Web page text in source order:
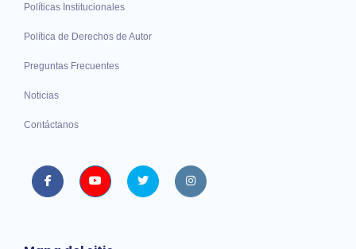
Políticas Institucionales
Política de Derechos de Autor
Preguntas Frecuentes
Noticias
Contáctanos
Facebook Youtubetwitter instagram